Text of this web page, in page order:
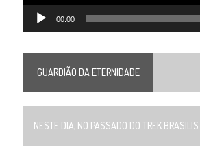
00:00
GUARDIÃO DA ETERNIDADE
NESTE DIA, NO PASSADO DO TREK BRASILIS...